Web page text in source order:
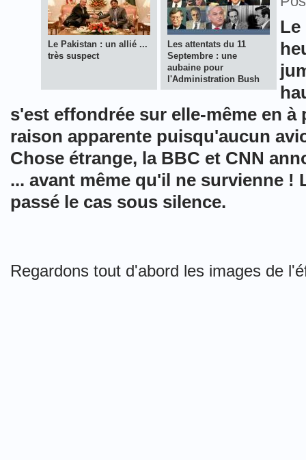
Le Pakistan : un allié ...
très suspect
Les attentats du 11
Septembre : une
aubaine pour
l'Administration Bush
Le
s'est effondrée sur elle-même en à
raison apparente puisqu'aucun
Chose étrange, la BBC et CNN
... avant même qu'il ne survienne !
passé le cas sous silence.
Regardons tout d'abord les images de